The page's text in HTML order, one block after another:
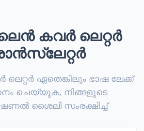
കവർ ലെറ്റർ
ലെറ്റർ ഏതെങ്കിലും ഭാഷ ലേക്ക്
ചെയ്യുക, നിങ്ങളുടെ
ശൈലി സംരക്ഷിച്ച്